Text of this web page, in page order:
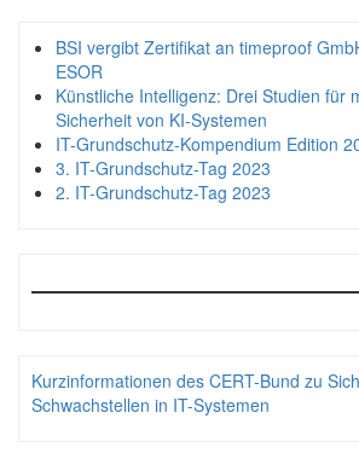
BSI vergibt Zertifikat an timeproof
ESOR
Künstliche Intelligenz: Drei Studien für
Sicherheit von KI-Systemen
IT-Grundschutz-Kompendium Edition
3. IT-Grundschutz-Tag 2023
2. IT-Grundschutz-Tag 2023
Kurzinformationen des CERT-Bund zu
Schwachstellen in IT-Systemen